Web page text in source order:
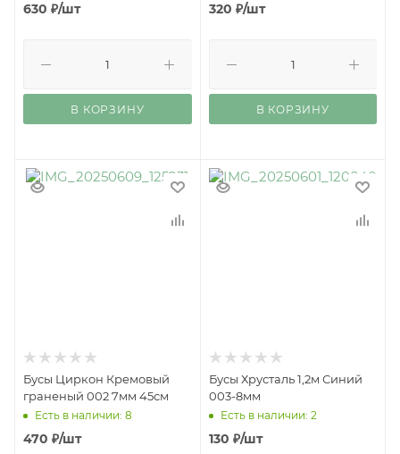
630 ₽/шт
В КОРЗИНУ
320 ₽/шт
В КОРЗИНУ
Бусы Циркон Кремовый
граненый 002 7мм 45см
Есть в наличии: 8
470 ₽/шт
Бусы Хрусталь 1,2м Синий
003-8мм
Есть в наличии: 2
130 ₽/шт